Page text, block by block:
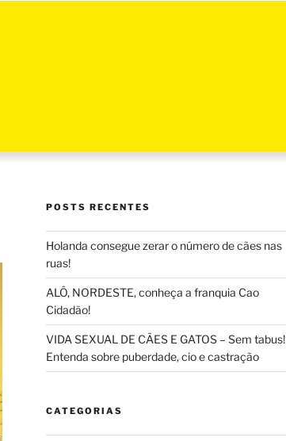
POSTS RECENTES
Holanda consegue zerar o número de cães nas
ruas!
ALÔ, NORDESTE, conheça a franquia Cao
Cidadão!
VIDA SEXUAL DE CÃES E GATOS – Sem tabus!
Entenda sobre puberdade, cio e castração
CATEGORIAS